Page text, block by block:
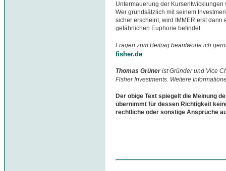
Untermauerung der
Wer grundsätzlich mit seinem
sicher erscheint, wird IMMER erst
gefährlichen Euphorie befindet.
Fragen zum Beitrag beantworte ich
fisher.de.
Thomas Grünerist Gründer und Vice
Fisher Investments. Weitere
Der obige Text spiegelt die Meinung
übernimmt für dessen Richtigkeit
rechtliche oder sonstige Ansprüche